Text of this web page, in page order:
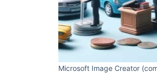
Microsoft Image Creator